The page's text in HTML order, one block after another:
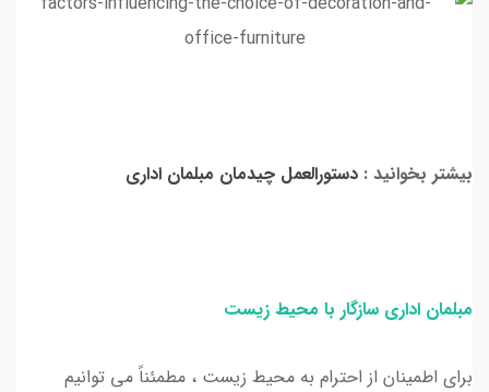
بیشتر بخوانید : دستورالعمل چیدمان مبلمان اداری
مبلمان اداری سازگار با محیط زیست
برای اطمینان از احترام به محیط زیست ، مطمئناً می توانیم